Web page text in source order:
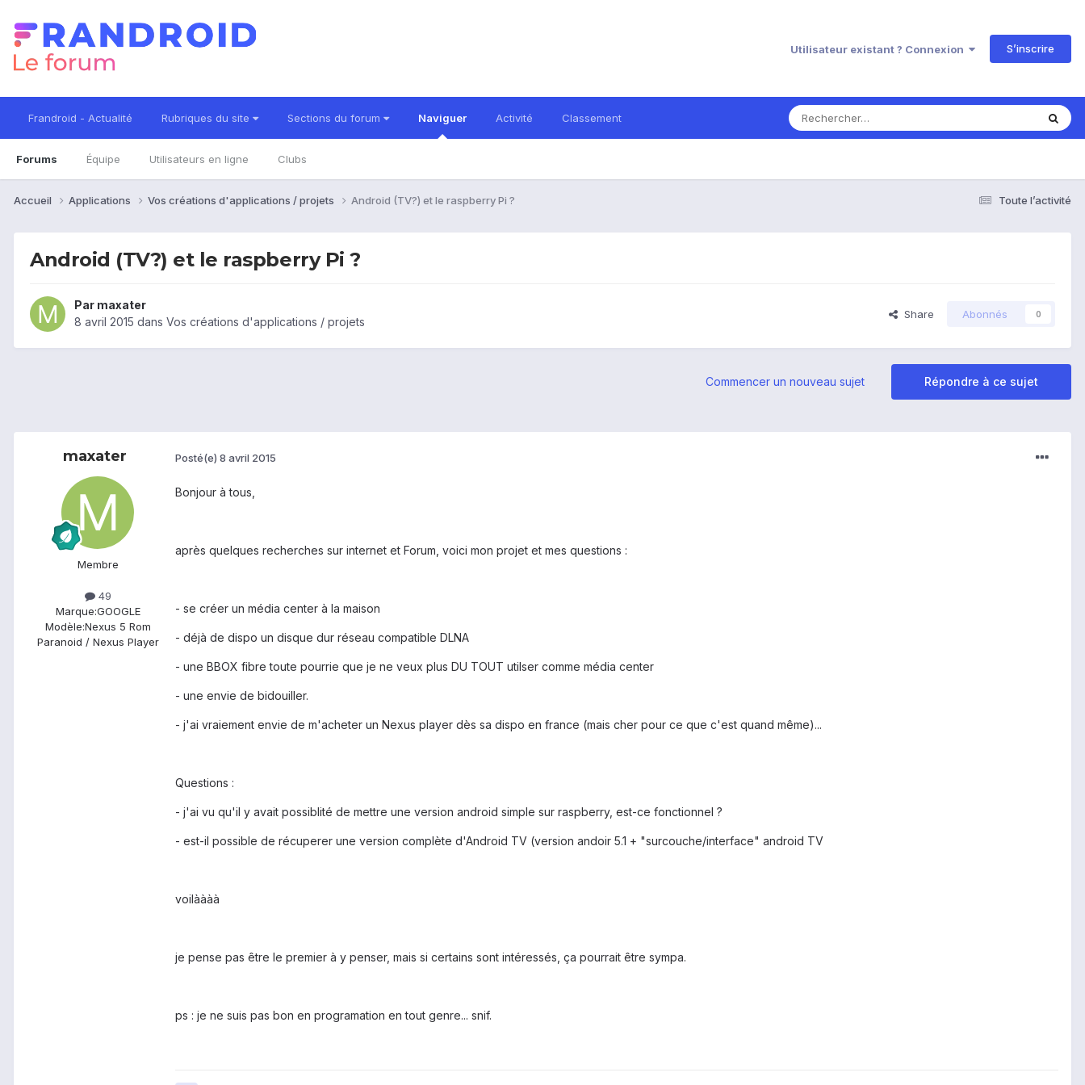
Utilisateur existant ? Connexion S’inscrire
Frandroid - Actualité Rubriques du site Sections du forum Naviguer
Forums Équipe Utilisateurs en ligne Clubs
Activité Classement
Toute l’activité
Accueil Applications Vos créations d'applications / projets Android (TV?) et le raspberry Pi ?
Android (TV?) et le raspberry Pi ?
Par maxater
8 avril 2015 dans Vos créations d'applications / projets
Share Abonnés 0
Répondre à ce sujet
Commencer un nouveau sujet
maxater
Membre
49
Marque:GOOGLE
Modèle:Nexus 5 Rom
Paranoid / Nexus Player
Posté(e) 8 avril 2015
Bonjour à tous,
après quelques recherches sur internet et Forum, voici mon projet et mes questions :
- se créer un média center à la maison
- déjà de dispo un disque dur réseau compatible DLNA
- une BBOX fibre toute pourrie que je ne veux plus DU TOUT utilser comme média center
- une envie de bidouiller.
- j'ai vraiement envie de m'acheter un Nexus player dès sa dispo en france (mais cher pour ce que c'est quand même)...
Questions :
- j'ai vu qu'il y avait possiblité de mettre une version android simple sur raspberry, est-ce fonctionnel ?
- est-il possible de récuperer une version complète d'Android TV (version andoir 5.1 + "surcouche/interface" android TV
voilàààà
je pense pas être le premier à y penser, mais si certains sont intéressés, ça pourrait être sympa.
ps : je ne suis pas bon en programation en tout genre... snif.